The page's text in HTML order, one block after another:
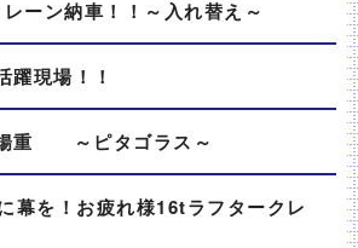
ーン納車！！～入れ替え～
躍現場！！
重 ～ピタゴラス～
幕を！お疲れ様16tラフタークレ